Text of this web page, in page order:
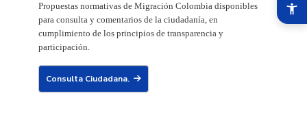
Propuestas normativas de Migración Colombia disponibles
para consulta y comentarios de la ciudadanía, en
cumplimiento de los principios de transparencia y
participación.
Consulta Ciudadana.